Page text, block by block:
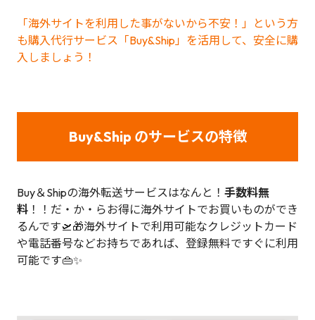
「海外サイトを利用した事がないから不安！」という方
も購入代行サービス「Buy&Ship」を活用して、安全に購
入しましょう！
Buy&Ship のサービスの特徴
Buy＆Shipの海外転送サービスはなんと！ 手数料無
料 ！！だ・か・らお得に海外サイトでお買いものができ
るんです🛫🎁海外サイトで利用可能なクレジットカード
や電話番号などお持ちであれば、登録無料ですぐに利用
可能です👜✨